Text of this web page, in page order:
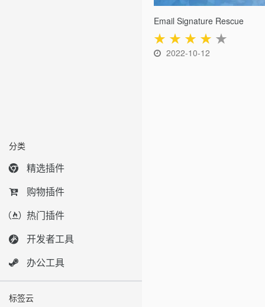
分类
精选插件
购物插件
热门插件
开发者工具
办公工具
标签云
Email Signature Rescue
★ ★ ★ ★ ★
2022-10-12